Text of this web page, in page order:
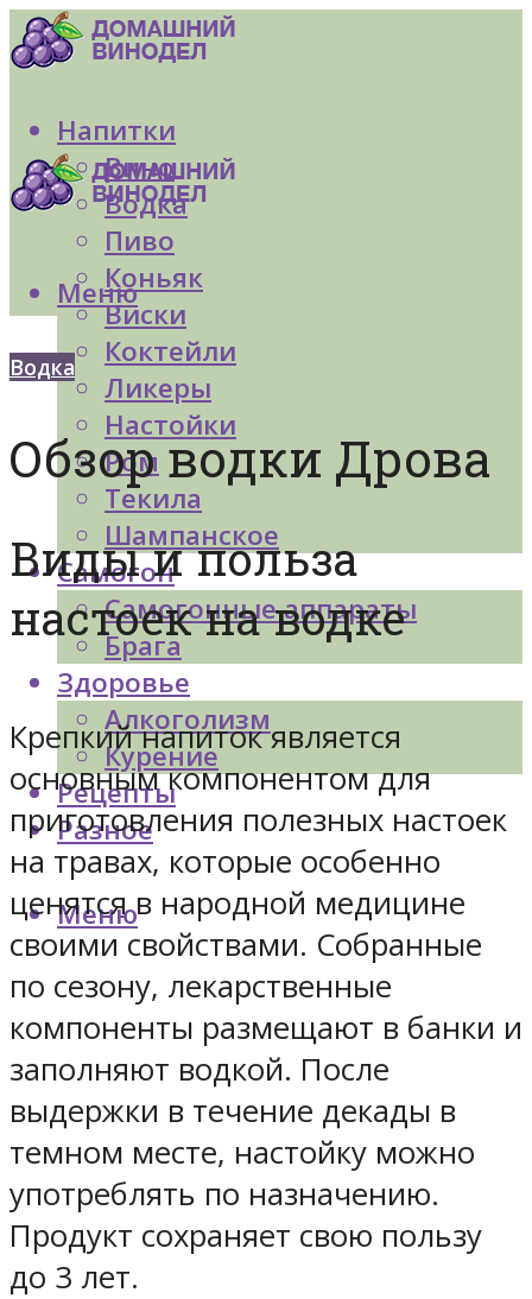
Напитки
Вино
Водка
Пиво
Коньяк
Виски
Коктейли
Ликеры
Настойки
Ром
Текила
Шампанское
Самогон
Самогонные аппараты
Брага
Здоровье
Алкоголизм
Курение
Рецепты
Разное
Меню
Меню
Водка
Обзор водки Дрова
Виды и польза
настоек на водке
Крепкий напиток является
основным компонентом для
приготовления полезных настоек
на травах, которые особенно
ценятся в народной медицине
своими свойствами. Собранные
по сезону, лекарственные
компоненты размещают в банки и
заполняют водкой. После
выдержки в течение декады в
темном месте, настойку можно
употреблять по назначению.
Продукт сохраняет свою пользу
до 3 лет.